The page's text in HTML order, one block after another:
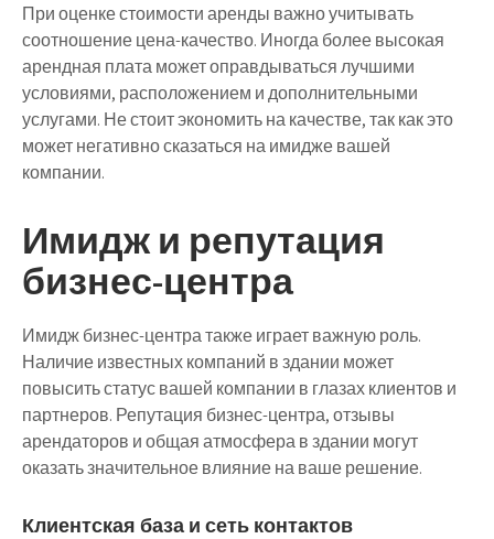
При оценке стоимости аренды важно учитывать
соотношение цена-качество. Иногда более высокая
арендная плата может оправдываться лучшими
условиями, расположением и дополнительными
услугами. Не стоит экономить на качестве, так как это
может негативно сказаться на имидже вашей
компании.
Имидж и репутация
бизнес-центра
Имидж бизнес-центра также играет важную роль.
Наличие известных компаний в здании может
повысить статус вашей компании в глазах клиентов и
партнеров. Репутация бизнес-центра, отзывы
арендаторов и общая атмосфера в здании могут
оказать значительное влияние на ваше решение.
Клиентская база и сеть контактов